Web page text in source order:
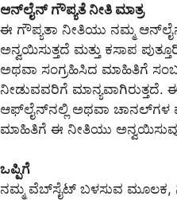
ಆನ್‌ಲೈನ್ ಗೌಪ್ಯತೆ ನೀತಿ ಮಾತ್ರ
ಈ ಗೌಪ್ಯತಾ ನೀತಿಯು ನಮ್ಮ
ಅನ್ವಯಿಸುತ್ತದೆ ಮತ್ತು ಕಸಾಪ
ಅಥವಾ ಸಂಗ್ರಹಿಸಿದ ಮಾಹಿತಿಗೆ
ನೀಡುವವರಿಗೆ
ಆಫ್‌ಲೈನ್‌ನಲ್ಲಿ ಅಥವಾ ಚಾನಲ್‌ಗಳ
ಮಾಹಿತಿಗೆ ಈ ನೀತಿಯು
ಒಪ್ಪಿಗೆ
ನಮ್ಮ ವೆಬ್‌ಸೈಟ್ ಬಳಸುವ ಮೂಲಕ,